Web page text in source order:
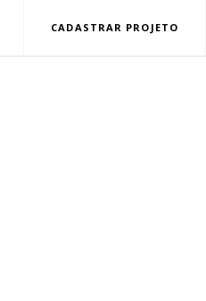
CADASTRAR PROJETO